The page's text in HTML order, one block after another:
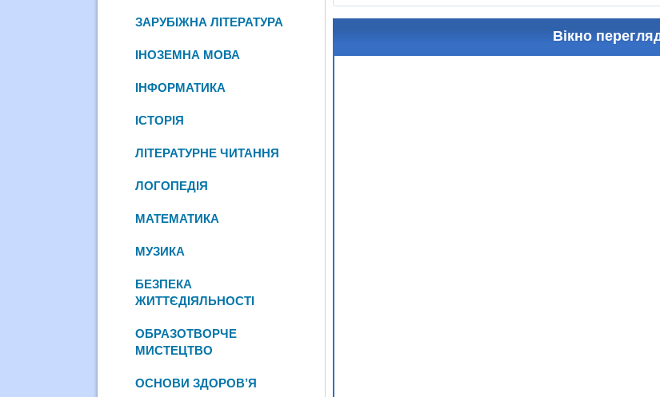
Вікно
ЗАРУБІЖНА ЛІТЕРАТУРА
ІНОЗЕМНА МОВА
ІНФОРМАТИКА
ІСТОРІЯ
ЛІТЕРАТУРНЕ ЧИТАННЯ
ЛОГОПЕДІЯ
МАТЕМАТИКА
МУЗИКА
БЕЗПЕКА
ЖИТТЄДІЯЛЬНОСТІ
ОБРАЗОТВОРЧЕ
МИСТЕЦТВО
ОСНОВИ ЗДОРОВ’Я